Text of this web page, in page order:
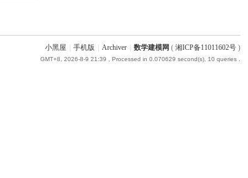
小黑屋 手机版 Archiver 数学建模网 ( 湘ICP备11011602号)
GMT+8, 2026-8-9 21:39 , Processed in 0.070629 second(s), 10 queries .